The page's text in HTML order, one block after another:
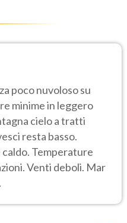
poco nuvoloso su
minime in leggero
cielo a tratti
resta basso.
Temperature
Venti deboli. Mar